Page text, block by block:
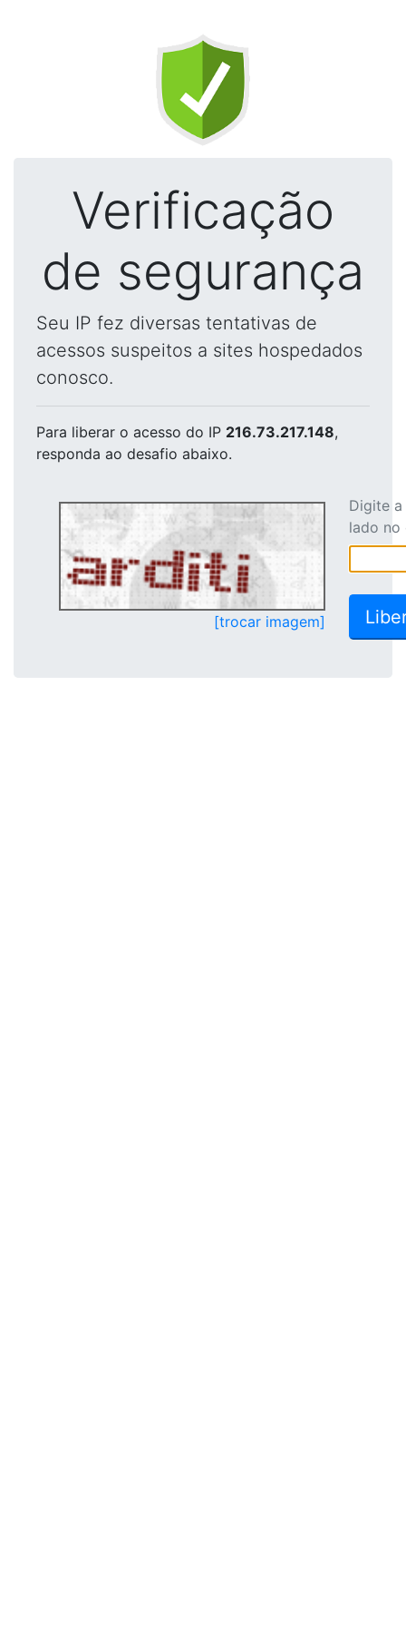
Verificação
de segurança
Seu IP fez diversas tentativas de
acessos suspeitos a sites hospedados
conosco.
Para liberar o acesso do IP 216.73.217.148,
responda ao desafio abaixo.
[trocar imagem]
Digite
lado no